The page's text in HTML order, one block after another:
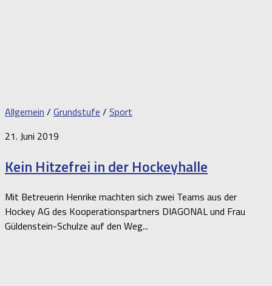
Allgemein / Grundstufe / Sport
21. Juni 2019
Kein Hitzefrei in der Hockeyhalle
Mit Betreuerin Henrike machten sich zwei Teams aus der
Hockey AG des Kooperationspartners DIAGONAL und Frau
Güldenstein-Schulze auf den Weg...